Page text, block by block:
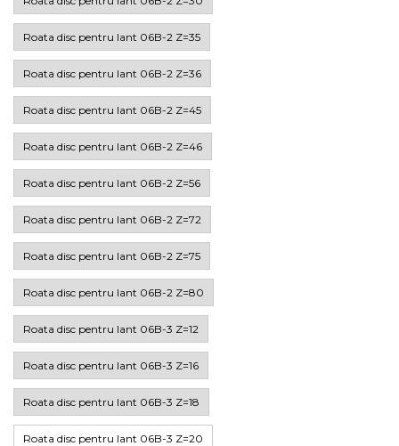
Roata disc pentru lant 06B-2 Z=35
Roata disc pentru lant 06B-2 Z=36
Roata disc pentru lant 06B-2 Z=45
Roata disc pentru lant 06B-2 Z=46
Roata disc pentru lant 06B-2 Z=56
Roata disc pentru lant 06B-2 Z=72
Roata disc pentru lant 06B-2 Z=75
Roata disc pentru lant 06B-2 Z=80
Roata disc pentru lant 06B-3 Z=12
Roata disc pentru lant 06B-3 Z=16
Roata disc pentru lant 06B-3 Z=18
Roata disc pentru lant 06B-3 Z=20